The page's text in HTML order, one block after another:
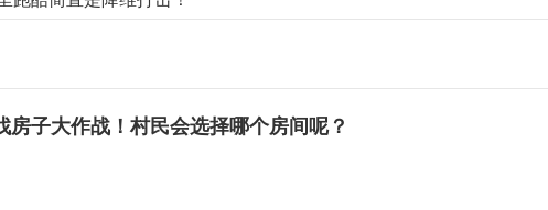
房子大作战！村民会选择哪个房间呢？